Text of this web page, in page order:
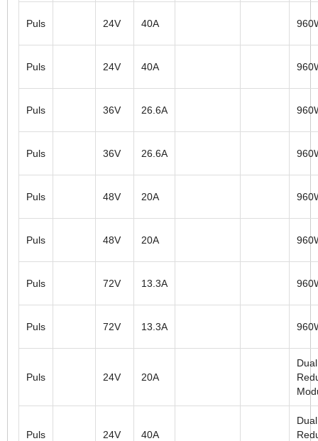
Puls 24V 40A
Puls 24V 40A
Puls 36V 26.6A
Puls 36V 26.6A
Puls 48V 20A
Puls 48V 20A
Puls 72V 13.3A
Puls 72V 13.3A
Puls 24V 20A
Puls 24V 40A